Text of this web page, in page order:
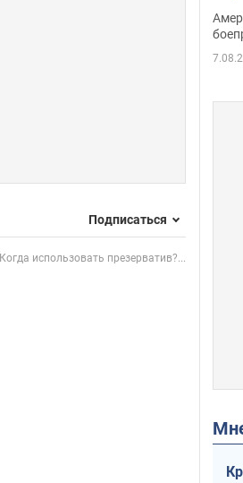
Подписаться
Когда использовать презерватив?...